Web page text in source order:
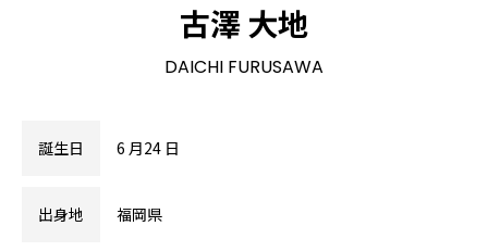
古澤 大地
DAICHI FURUSAWA
誕生日 6 月24 日
出身地 福岡県